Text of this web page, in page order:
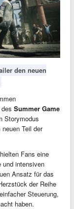
den neuen
Summer Game
Storymodus
neuen Teil der
Fans eine
und intensiven
Ansatz für das
der Reihe
Steuerung,
haben.